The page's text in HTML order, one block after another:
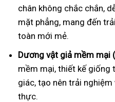
chân không chắc chắn,
mặt phẳng, mang đến
toàn mới mẻ.
Dương vật giả mềm mại
mềm mại, thiết kế giống
giác, tạo nên trải
thực.